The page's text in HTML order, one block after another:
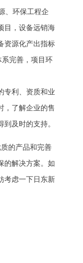
、环保工程企
目，设备远销海
资源化产出指标
完善，项目环
专利、资质和业
，了解企业的售
及时的支持。
的产品和完善
的解决方案。如
考虑一下日东新